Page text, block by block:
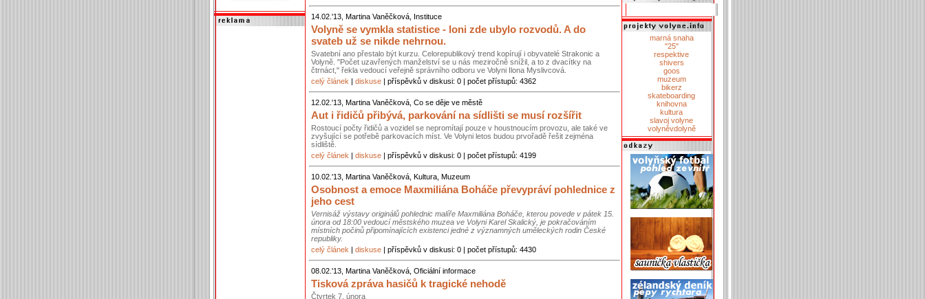
14.02.'13, Martina Vaněčková, Instituce
Volyně se vymkla statistice - loni zde ubylo rozvodů. A do
svateb už se nikde nehrnou.
Svatební ano přestalo být kurzu. Celorepublikový trend kopírují i obyvatelé Strakonic a
Volyně. "Počet uzavřených manželství se u nás meziročně snížil, a to z dvacítky na
čtrnáct," řekla vedoucí veřejně správního odboru ve Volyni Ilona Myslivcová.
celý článek | diskuse | příspěvků v diskusi: 0 | počet přístupů: 4362
12.02.'13, Martina Vaněčková, Co se děje ve městě
Aut i řidičů přibývá, parkování na sídlišti se musí rozšířit
Rostoucí počty řidičů a vozidel se nepromítají pouze v houstnoucím provozu, ale také ve
zvyšující se potřebě parkovacích míst. Ve Volyni letos budou prvořadě řešit zejména
sídliště.
celý článek | diskuse | příspěvků v diskusi: 0 | počet přístupů: 4199
10.02.'13, Martina Vaněčková, Kultura, Muzeum
Osobnost a emoce Maxmiliána Boháče převypráví pohlednice z
jeho cest
Vernisáž výstavy originálů pohlednic malíře Maxmiliána Boháče, kterou povede v pátek 15.
února od 18:00 vedoucí městského muzea ve Volyni Karel Skalický, je pokračováním
místních počinů připomínajících existenci jedné z významných uměleckých rodin České
republiky.
celý článek | diskuse | příspěvků v diskusi: 0 | počet přístupů: 4430
08.02.'13, Martina Vaněčková, Oficiální informace
Tisková zpráva hasičů k tragické nehodě
Čtvrtek 7. února
marná snaha
"25"
respektive
shivers
goos
muzeum
bikerz
skateboarding
knihovna
kultura
slavoj volyne
volyněvdolyně